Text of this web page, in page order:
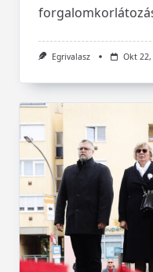
Egrivalasz Okt 22,